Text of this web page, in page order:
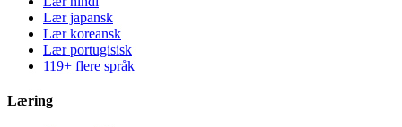
Lær japansk
Lær koreansk
Lær portugisisk
119+ flere språk
Læring